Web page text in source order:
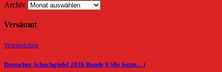
Archiv
Versäumt
Vereinsleben
Deutscher Schachgipfel 2026 Runde 9 (die letzte…)